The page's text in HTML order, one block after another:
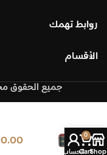
روابط تهمك
الأقسام
جميع الحقوق
Shop
0
Cartالحساب